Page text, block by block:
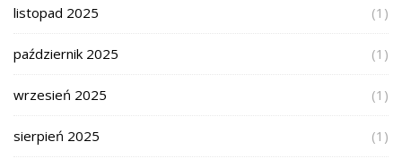
listopad 2025 (1)
październik 2025 (1)
wrzesień 2025 (1)
sierpień 2025 (1)